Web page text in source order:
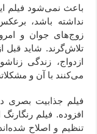
باعث نمی‌شود فیلم
نداشته باشد،
زوج‌های جوان و
تلاش‌گرند. شاید قبل
ازدواج، زندگی
می‌کنند با آن و
فیلم جذابیت بصری
افزوده. فیلم
تنظیم و اصلاح